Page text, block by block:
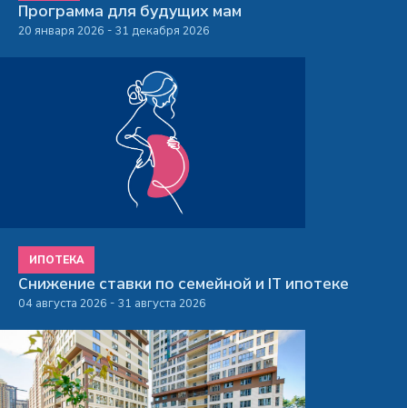
Программа для будущих мам
20 января 2026 - 31 декабря 2026
ИПОТЕКА
Снижение ставки по семейной и IT ипотеке
04 августа 2026 - 31 августа 2026